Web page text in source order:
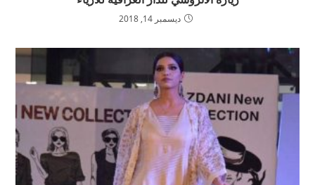
ديسمبر 14, 2018